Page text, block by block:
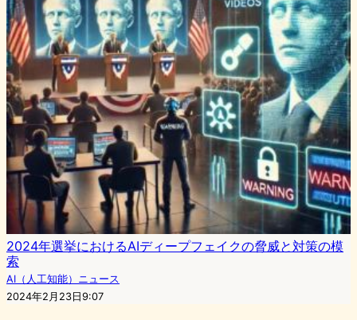
2024年選挙におけるAIディープフェイクの脅威と対策の模
索
AI（人工知能）ニュース
2024年2月23日9:07